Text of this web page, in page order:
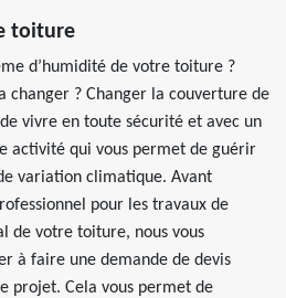
toiture
d’humidité de votre toiture ?
changer ? Changer la couverture de
vivre en toute sécurité et avec un
activité qui vous permet de guérir
variation climatique. Avant
pour les travaux de
de votre toiture, nous vous
à faire une demande de devis
projet. Cela vous permet de